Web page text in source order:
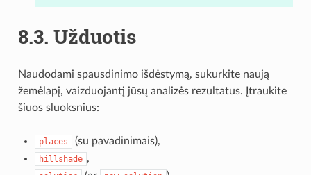
8.3. Užduotis
Naudodami spausdinimo išdėstymą, sukurkite naują
žemėlapį, vaizduojantį jūsų analizės rezultatus. Įtraukite
šiuos sluoksnius:
places (su pavadinimais),
hillshade ,